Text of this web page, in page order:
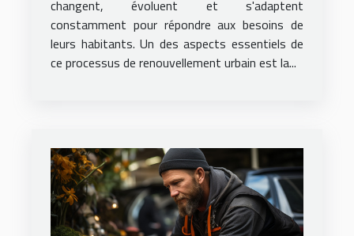
changent, évoluent et s'adaptent
constamment pour répondre aux besoins de
leurs habitants. Un des aspects essentiels de
ce processus de renouvellement urbain est la...